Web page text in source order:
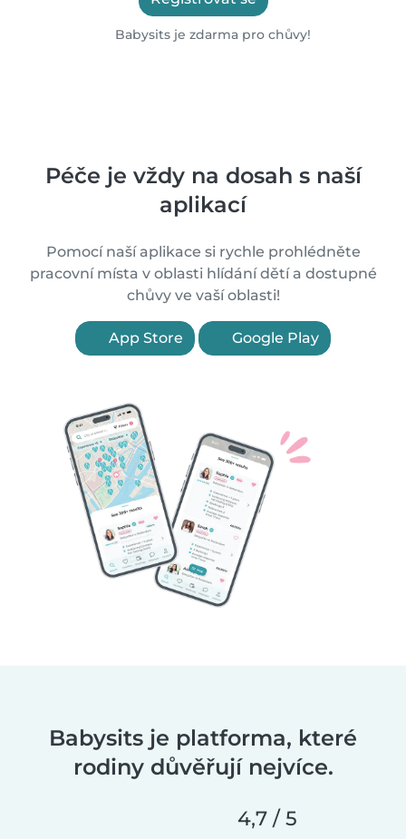
Babysits je zdarma pro chůvy!
Péče je vždy na dosah s naší
aplikací
Pomocí naší aplikace si rychle prohlédněte
pracovní místa v oblasti hlídání dětí a dostupné
chůvy ve vaší oblasti!
App Store Google Play
Babysits je platforma, které
rodiny důvěřují nejvíce.
4,7 / 5